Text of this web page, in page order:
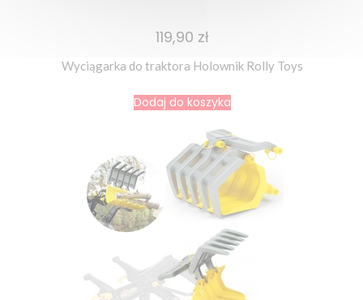
119,90 zł
Wyciągarka do traktora Holownik Rolly Toys
Dodaj do koszyka